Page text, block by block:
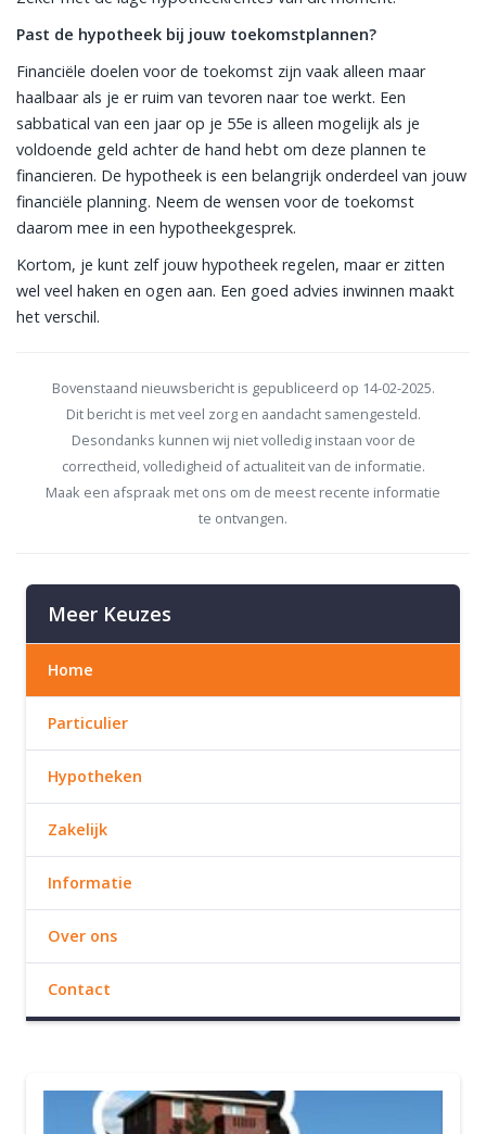
Past de hypotheek bij jouw toekomstplannen?
Financiële doelen voor de toekomst zijn vaak alleen maar
haalbaar als je er ruim van tevoren naar toe werkt. Een
sabbatical van een jaar op je 55e is alleen mogelijk als je
voldoende geld achter de hand hebt om deze plannen te
financieren. De hypotheek is een belangrijk onderdeel van jouw
financiële planning. Neem de wensen voor de toekomst
daarom mee in een hypotheekgesprek.
Kortom, je kunt zelf jouw hypotheek regelen, maar er zitten
wel veel haken en ogen aan. Een goed advies inwinnen maakt
het verschil.
Bovenstaand nieuwsbericht is gepubliceerd op 14-02-2025.
Dit bericht is met veel zorg en aandacht samengesteld.
Desondanks kunnen wij niet volledig instaan voor de
correctheid, volledigheid of actualiteit van de informatie.
Maak een afspraak met ons om de meest recente informatie
te ontvangen.
Meer Keuzes
Home
Particulier
Hypotheken
Zakelijk
Informatie
Over ons
Contact